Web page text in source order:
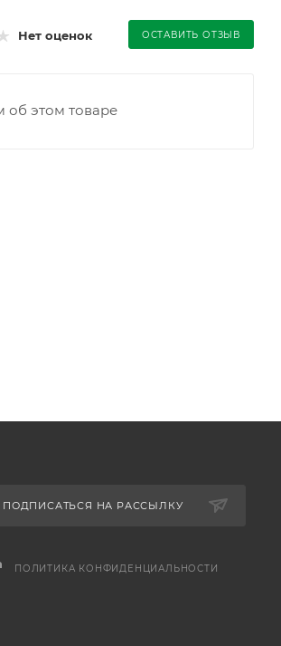
Нет оценок ОСТАВИТЬ ОТЗЫВ
об этом товаре
ПОДПИСАТЬСЯ НА РАССЫЛКУ
ПОЛИТИКА КОНФИДЕНЦИАЛЬНОСТИ